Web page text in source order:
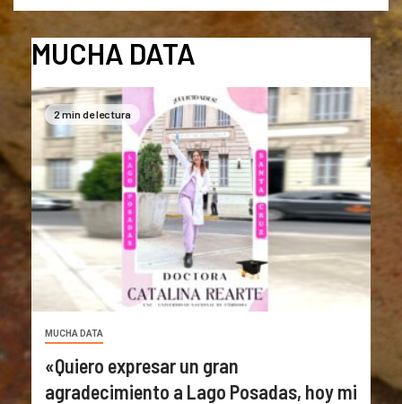
MUCHA DATA
2 min de lectura
MUCHA DATA
«Quiero expresar un gran
agradecimiento a Lago Posadas, hoy mi